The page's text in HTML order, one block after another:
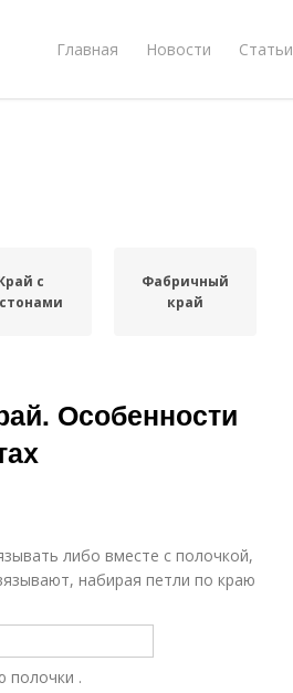
Главная Новости Статьи
с
Фабричный
край
Особенности
либо вместе с полочкой,
набирая петли по краю
полочки .